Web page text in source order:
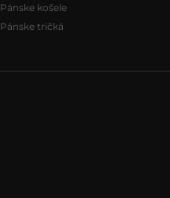
Pánske košele
Pánske tričká